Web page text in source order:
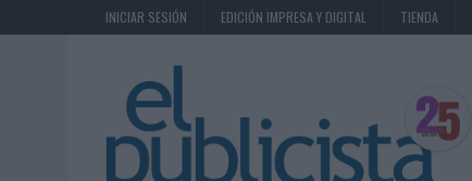
INICIAR SESIÓN EDICIÓN IMPRESA Y DIGITAL TIENDA